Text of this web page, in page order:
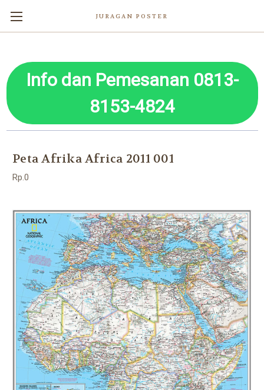
JURAGAN POSTER
Info dan Pemesanan 0813-
8153-4824
Peta Afrika Africa 2011 001
Rp.0